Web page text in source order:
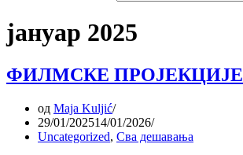
јануар 2025
ФИЛМСКЕ ПРОЈЕКЦИЈЕ
од Maja Kuljić
29/01/202514/01/2026
Uncategorized, Сва дешавања